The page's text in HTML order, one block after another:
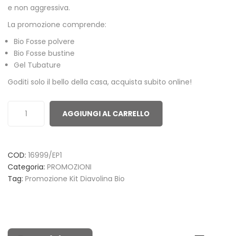
e non aggressiva.
La promozione comprende:
Bio Fosse polvere
Bio Fosse bustine
Gel Tubature
Goditi solo il bello della casa, acquista subito online!
AGGIUNGI AL CARRELLO
COD: 16999/EP1
Categoria: PROMOZIONI
Tag: Promozione Kit Diavolina Bio